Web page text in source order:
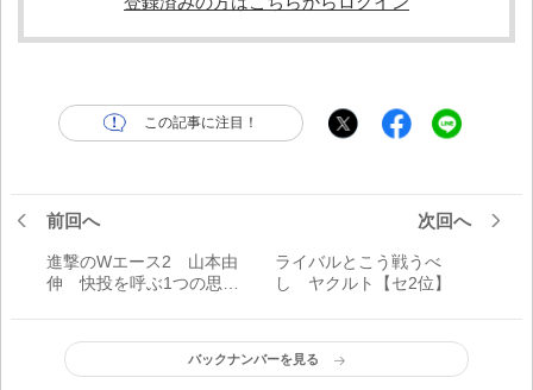
この記事に注目！
前回へ
進撃のWエース2 山本由
伸 快投を呼ぶ1つの思い
ニックはある。それに僕
の究極の理想があるんで
す」
次回へ
ライバルとこう戦うべ
し ヤクルト【セ2位】
バックナンバーを見る